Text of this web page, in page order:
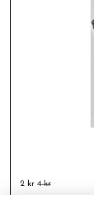
2 kr 4 kr